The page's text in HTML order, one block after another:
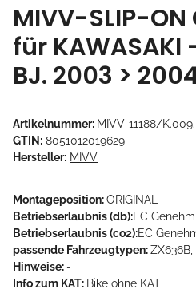
MIVV-SLIP-
für KAWASAKI
BJ. 2003 >
Artikelnummer: MIVV-11188/
GTIN: 8051012019629
Hersteller: MIVV
Montageposition:ORIGINAL
Betriebserlaubnis (db):EC
Betriebserlaubnis (co2):EC
passende Fahrzeugtypen:
Hinweise: -
Info zum KAT: Bike ohne KAT